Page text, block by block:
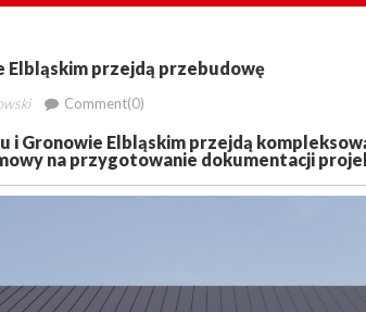
Elbląskim przejdą przebudowę
Comment(0)
i Gronowie Elbląskim przejdą
na przygotowanie dokumentacji